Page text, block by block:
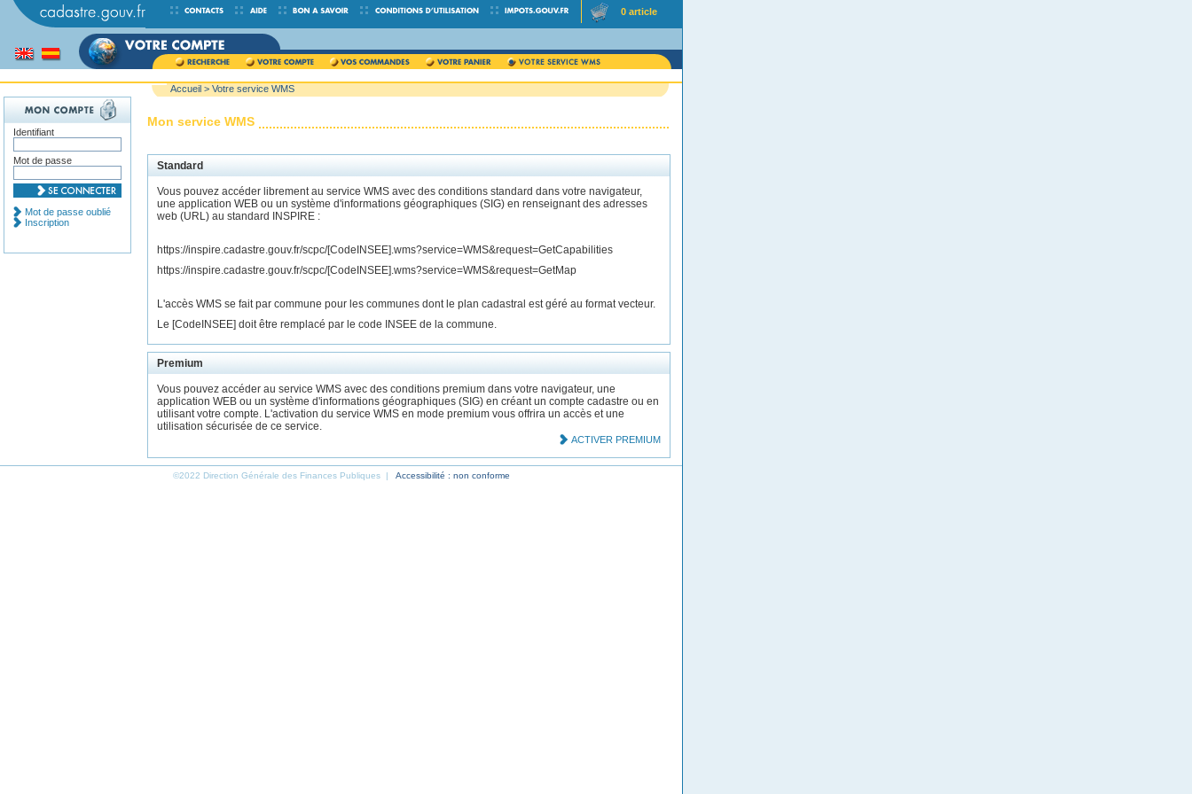
Accueil > Votre service WMS
Mon service WMS
Standard
Vous pouvez accéder librement au service WMS avec des conditions standard dans votre navigateur,
une application WEB ou un système d'informations géographiques (SIG) en renseignant des adresses
web (URL) au standard INSPIRE :
https://inspire.cadastre.gouv.fr/scpc/[CodeINSEE].wms?service=WMS&request=GetCapabilities
https://inspire.cadastre.gouv.fr/scpc/[CodeINSEE].wms?service=WMS&request=GetMap
L'accès WMS se fait par commune pour les communes dont le plan cadastral est géré au format vecteur.
Le [CodeINSEE] doit être remplacé par le code INSEE de la commune.
Premium
Vous pouvez accéder au service WMS avec des conditions premium dans votre navigateur, une
application WEB ou un système d'informations géographiques (SIG) en créant un compte cadastre ou en
utilisant votre compte. L'activation du service WMS en mode premium vous offrira un accès et une
utilisation sécurisée de ce service.
ACTIVER PREMIUM
0 article
Identifiant
Mot de passe
Mot de passe oublié
Inscription
©2022 Direction Générale des Finances Publiques | Accessibilité : non conforme